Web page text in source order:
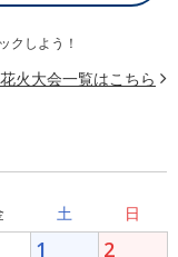
クしよう！
火大会一覧はこちら
土 日
1 2